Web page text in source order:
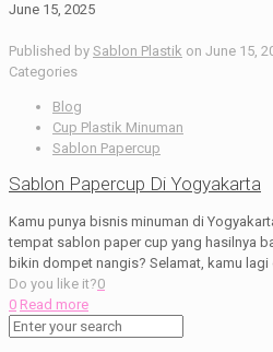
June 15, 2025
Published by Sablon Plastik on June 15,
Categories
Blog
Cup Plastik Minuman
Sablon Papercup
Sablon Papercup Di Yogyakarta
Kamu punya bisnis minuman di
tempat sablon paper cup yang hasilnya
bikin dompet nangis? Selamat, kamu lagi
Do you like it?0
0 Read more